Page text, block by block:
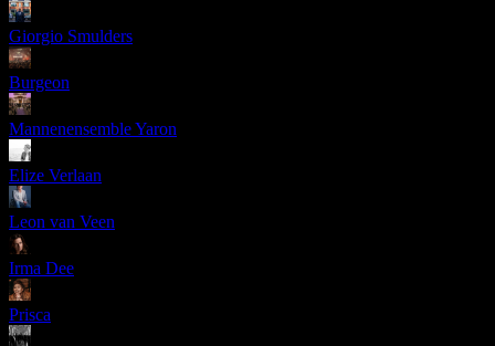
Giorgio Smulders
Burgeon
Mannenensemble Yaron
Elize Verlaan
Leon van Veen
Irma Dee
Prisca